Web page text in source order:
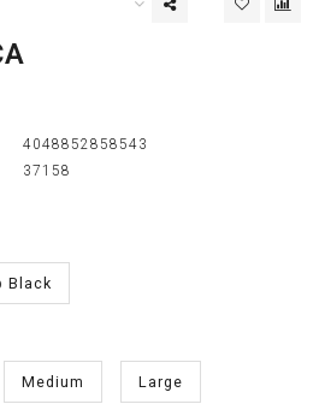
4048852858543
37158
Black
Medium Large